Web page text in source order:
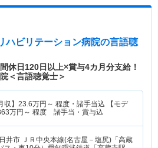
ハビリテーション病院の言語聴
休日120日以上×賞与4カ月分支給！
＜言語聴覚士＞
収】 23.6万円～ 程度・諸手当込 【モデ
万円～ 程度 諸手当・賞与込
井市 ＪＲ中央本線(名古屋－塩尻)「高蔵